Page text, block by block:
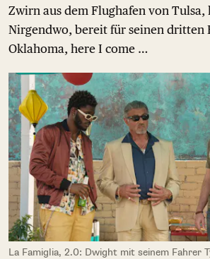
Zwirn aus dem Flughafen von Tulsa,
Nirgendwo, bereit für seinen dritten
Oklahoma, here I come …
La Famiglia, 2.0: Dwight mit seinem Fahrer